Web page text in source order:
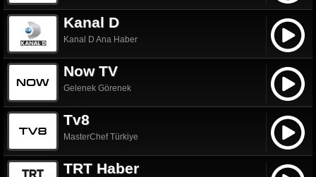
Kanal D
Kanal D Ana Haber
Now TV
Gelenek Görenek
Tv8
MasterChef Türkiye
TRT Haber